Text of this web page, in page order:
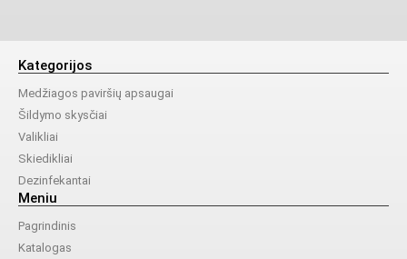
Kategorijos
Medžiagos paviršių apsaugai
Šildymo skysčiai
Valikliai
Skiedikliai
Dezinfekantai
Meniu
Pagrindinis
Katalogas